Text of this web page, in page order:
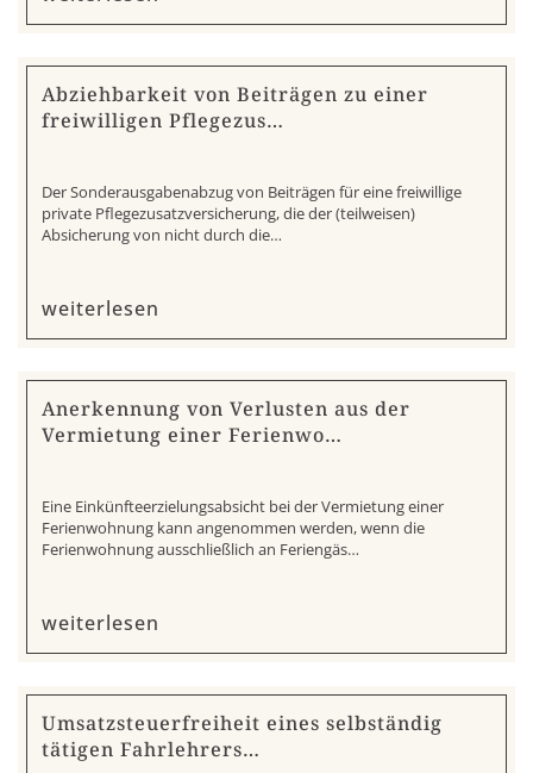
Abziehbarkeit von Beiträgen zu einer
freiwilligen Pflegezus…
Der Sonderausgabenabzug von Beiträgen für eine freiwillige
private Pflegezusatzversicherung, die der (teilweisen)
Absicherung von nicht durch die…
weiterlesen
Anerkennung von Verlusten aus der
Vermietung einer Ferienwo…
Eine Einkünfteerzielungsabsicht bei der Vermietung einer
Ferienwohnung kann angenommen werden, wenn die
Ferienwohnung ausschließlich an Feriengäs…
weiterlesen
Umsatzsteuerfreiheit eines selbständig
tätigen Fahrlehrers…